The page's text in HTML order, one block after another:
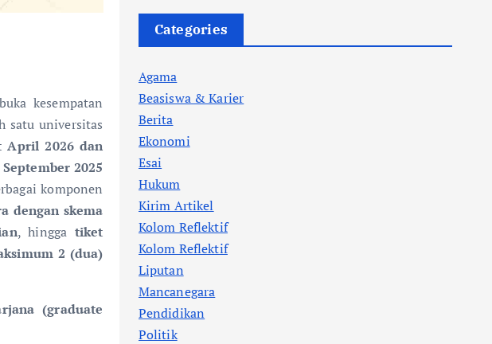
kesempatan
satu universitas
April 2026 dan
September 2025
komponen
dengan skema
, hingga tiket
2 (dua)
(graduate
Categories
Agama
Beasiswa & Karier
Berita
Ekonomi
Esai
Hukum
Kirim Artikel
Kolom Reflektif
Kolom Reflektif
Liputan
Mancanegara
Pendidikan
Politik